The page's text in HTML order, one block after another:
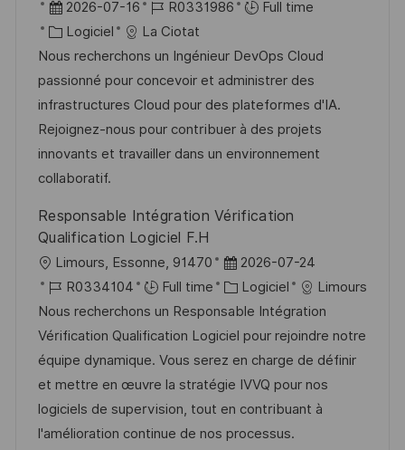
g
s
o
c
a
l
i
s
a
t
o
D
a
t
e
d
’
a
f
i
a
2026-07-16
R
é
f
é
r
e
n
d
u
o
R0331986
Full time
C
a
t
é
g
o
r
e
Logiciel
La Ciotat
Nous recherchons un Ingénieur DevOps Cloud
passionné pour concevoir et administrer des
infrastructures Cloud pour des plateformes d'IA.
Rejoignez-nous pour contribuer à des projets
innovants et travailler dans un environnement
collaboratif.
Responsable Intégration Vérification
Qualification Logiciel F.H
o
c
a
l
i
s
a
Limours, Essonne, 91470
D
a
t
e
d
’
a
f
2026-07-24
R
é
f
é
r
e
n
R0334104 Full time
C
a
t
é
g
o
r
Logiciel
Limours
Nous recherchons un Responsable Intégration
Vérification Qualification Logiciel pour rejoindre notre
équipe dynamique. Vous serez en charge de définir
et mettre en œuvre la stratégie IVVQ pour nos
logiciels de supervision, tout en contribuant à
l'amélioration continue de nos processus.